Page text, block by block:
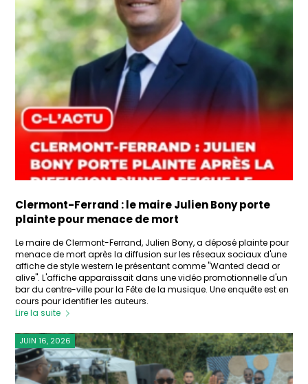
Clermont-Ferrand : le maire Julien Bony porte
plainte pour menace de mort
Le maire de Clermont-Ferrand, Julien Bony, a déposé plainte pour
menace de mort après la diffusion sur les réseaux sociaux d'une
affiche de style western le présentant comme "Wanted dead or
alive". L'affiche apparaissait dans une vidéo promotionnelle d'un
bar du centre-ville pour la Fête de la musique. Une enquête est en
cours pour identifier les auteurs.
Lire la suite
JUIN 16, 2026